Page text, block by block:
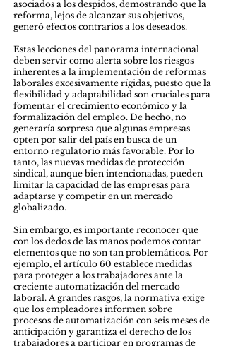
asociados a los despidos, demostrando que la
reforma, lejos de alcanzar sus objetivos,
generó efectos contrarios a los deseados.
Estas lecciones del panorama internacional
deben servir como alerta sobre los riesgos
inherentes a la implementación de reformas
laborales excesivamente rígidas, puesto que la
flexibilidad y adaptabilidad son cruciales para
fomentar el crecimiento económico y la
formalización del empleo. De hecho, no
generaría sorpresa que algunas empresas
opten por salir del país en busca de un
entorno regulatorio más favorable. Por lo
tanto, las nuevas medidas de protección
sindical, aunque bien intencionadas, pueden
limitar la capacidad de las empresas para
adaptarse y competir en un mercado
globalizado.
Sin embargo, es importante reconocer que
con los dedos de las manos podemos contar
elementos que no son tan problemáticos. Por
ejemplo, el artículo 60 establece medidas
para proteger a los trabajadores ante la
creciente automatización del mercado
laboral. A grandes rasgos, la normativa exige
que los empleadores informen sobre
procesos de automatización con seis meses de
anticipación y garantiza el derecho de los
trabajadores a participar en programas de